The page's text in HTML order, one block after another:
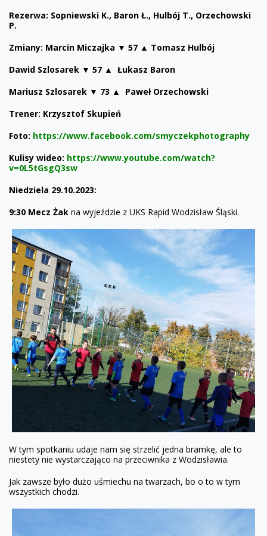
Rezerwa: Sopniewski K., Baron Ł., Hulbój T., Orzechowski
P.
Zmiany: Marcin Miczajka ▼ 57 ▲ Tomasz Hulbój
Dawid Szlosarek ▼ 57 ▲ Łukasz Baron
Mariusz Szlosarek ▼ 73 ▲ Paweł Orzechowski
Trener: Krzysztof Skupień
Foto: https://www.facebook.com/smyczekphotography
Kulisy wideo: https://www.youtube.com/watch?
v=0L5tGsgQ3sw
Niedziela 29.10.2023:
9:30 Mecz Żak na wyjeździe z UKS Rapid Wodzisław Śląski.
W tym spotkaniu udaje nam się strzelić jedna bramkę, ale to
niestety nie wystarczająco na przeciwnika z Wodzisławia.
Jak zawsze było dużo uśmiechu na twarzach, bo o to w tym
wszystkich chodzi.